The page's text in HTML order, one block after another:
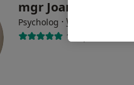
mgr Joanna Rycerz
Psycholog · Więcej
10 opinii